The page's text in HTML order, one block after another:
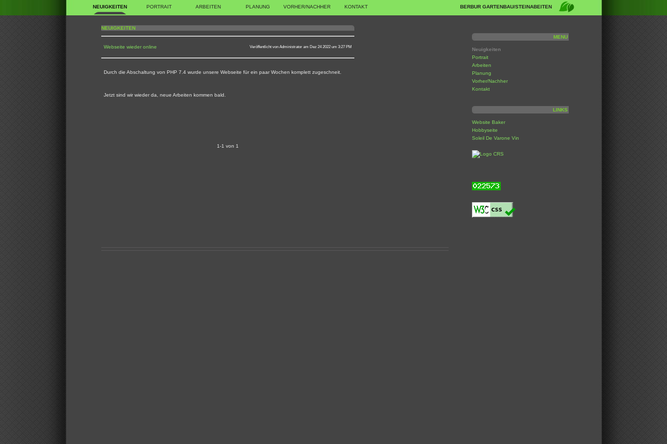
NEUIGKEITEN PORTRAIT ARBEITEN PLANUNG VORHER/NACHHER KONTAKT BERBUR GARTENBAU/STEINABEITEN
NEUIGKEITEN
Webseite wieder online Veröffentlicht von Administrator am Dez 24 2022 um 3:27 PM
Durch die Abschaltung von PHP 7.4 wurde unsere Webseite für ein paar Wochen komplett zugeschneit.
Jetzt sind wir wieder da, neue Arbeiten kommen bald.
1-1 von 1
MENU
Neuigkeiten
Portrait
Arbeiten
Planung
Vorher/Nachher
Kontakt
LINKS
Website Baker
Hobbyseite
Soleil De Varone Vin